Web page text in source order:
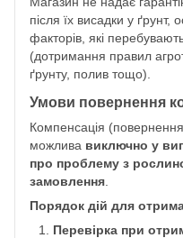
після їх висадки у ґрунт,
факторів, які
(дотримання правил
ґрунту, полив тощо).
Умови повернення
Компенсація
можлива виключно у
про проблему з
замовлення
Порядок дій для
Перевірка при